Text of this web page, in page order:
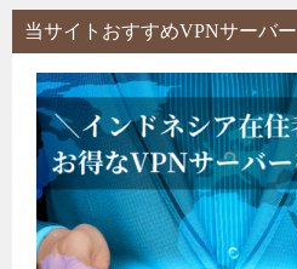
当サイトおすすめVPNサーバー